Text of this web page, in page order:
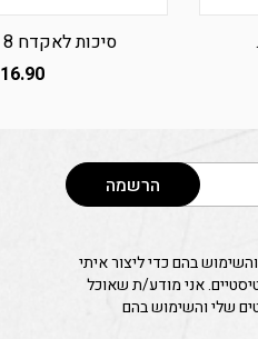
סיכות לאקדח 8 מ”מ – 13/8
16.90
הרשמה
בהם כדי ליצור איתי
אני מודע/ת שאוכל
שלי והשימוש בהם